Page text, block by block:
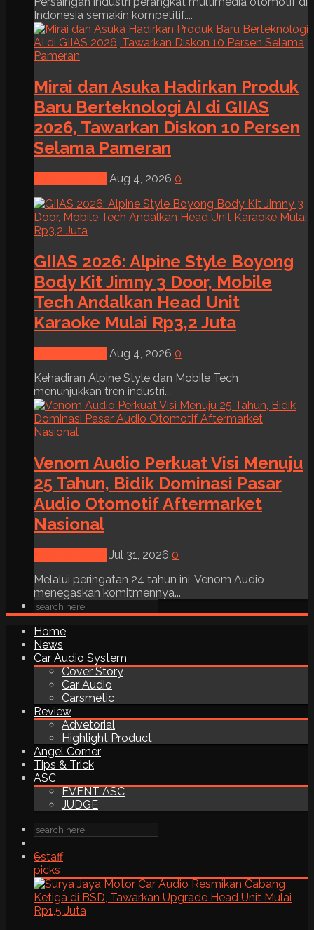
Indonesia semakin kompetitif....
Mirai dan Asuka Hadirkan Produk
Baru Berteknologi AI di GIIAS
2026, Tawarkan Diskon 10 Persen
Selama Pameran
Aug 4, 2026 0
GIIAS 2026: Alpine Style Boyong
Body Kit Jimny 3 Door, Mobile
Tech Andalkan Head Unit
Karaoke Mulai Rp3,2 Juta
Aug 4, 2026 0
Kehadiran Alpine Style dan Mobile Tech
menunjukkan tren industri...
Venom Audio Perkuat Visi Menuju
25 Tahun, Bidik Dominasi Pasar
Audio Otomotif Aftermarket
Nasional
Jul 31, 2026 0
Melalui peringatan 24 tahun ini, Venom Audio
menegaskan komitmennya...
Home
News
Car Audio System
Cover Story
Car Audio
Carsmetic
Review
Advetorial
Highlight Product
Angel Corner
Tips & Trick
ASC
EVENT ASC
JUDGE
6staff
picks